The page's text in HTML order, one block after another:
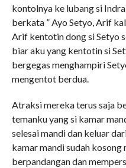
kontolnya ke lubang si
berkata ” Ayo Setyo, Arif
Arif kentotin dong si Setyo
biar aku yang kentotin si
bergegas menghampiri
mengentot berdua.
Atraksi mereka terus saja
temanku yang si kamar
selesai mandi dan keluar
kamar mandi sudah kosong
berpandangan dan